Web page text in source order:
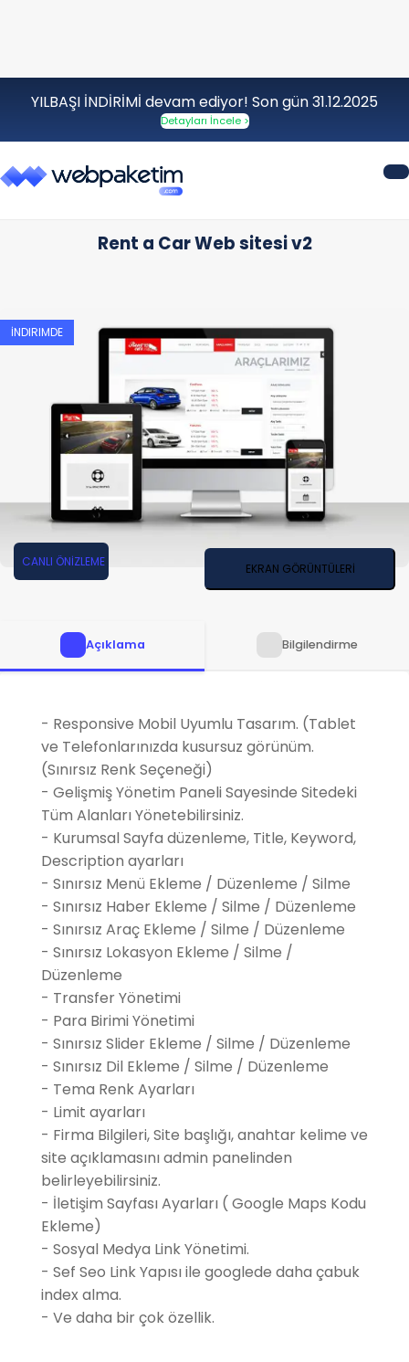
YILBAŞI İNDİRİMİ devam ediyor! Son gün 31.12.2025
Detayları İncele >
Rent a Car Web sitesi v2
İNDIRIMDE
CANLI ÖNİZLEME EKRAN GÖRÜNTÜLERİ
Açıklama Bilgilendirme
- Responsive Mobil Uyumlu Tasarım. (Tablet
ve Telefonlarınızda kusursuz görünüm.
(Sınırsız Renk Seçeneği)
- Gelişmiş Yönetim Paneli Sayesinde Sitedeki
Tüm Alanları Yönetebilirsiniz.
- Kurumsal Sayfa düzenleme, Title, Keyword,
Description ayarları
- Sınırsız Menü Ekleme / Düzenleme / Silme
- Sınırsız Haber Ekleme / Silme / Düzenleme
- Sınırsız Araç Ekleme / Silme / Düzenleme
- Sınırsız Lokasyon Ekleme / Silme /
Düzenleme
- Transfer Yönetimi
- Para Birimi Yönetimi
- Sınırsız Slider Ekleme / Silme / Düzenleme
- Sınırsız Dil Ekleme / Silme / Düzenleme
- Tema Renk Ayarları
- Limit ayarları
- Firma Bilgileri, Site başlığı, anahtar kelime ve
site açıklamasını admin panelinden
belirleyebilirsiniz.
- İletişim Sayfası Ayarları ( Google Maps Kodu
Ekleme)
- Sosyal Medya Link Yönetimi.
- Sef Seo Link Yapısı ile googlede daha çabuk
index alma.
- Ve daha bir çok özellik.